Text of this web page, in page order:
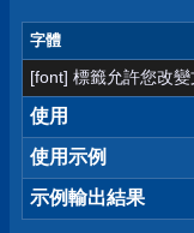
字體
[font] 標籤允許您改變
使用
使用示例
示例輸出結果